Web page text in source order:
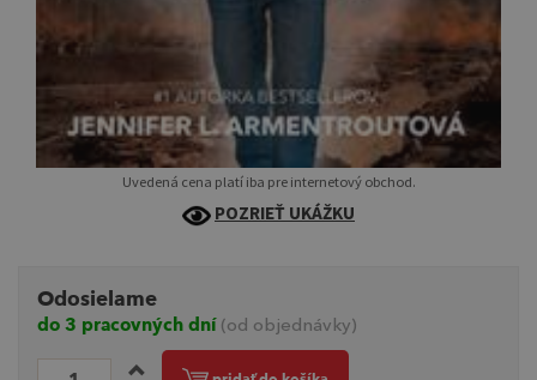
Uvedená cena platí iba pre internetový obchod.
POZRIEŤ UKÁŽKU
Odosielame
do 3 pracovných dní (od objednávky)